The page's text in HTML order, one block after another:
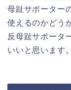
母趾サポーター
使えるのかどう
反母趾サポータ
いいと思います。